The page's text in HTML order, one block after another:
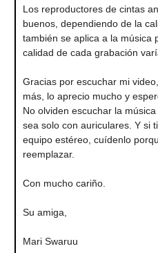
Los reproductores de cintas
buenos, dependiendo de la
también se aplica a la música
calidad de cada grabación
Gracias por escuchar mi
más, lo aprecio mucho y
No olviden escuchar la
sea solo con auriculares. Y si
equipo estéreo, cuídenlo
reemplazar.
Con mucho cariño.
Su amiga,
Mari Swaruu